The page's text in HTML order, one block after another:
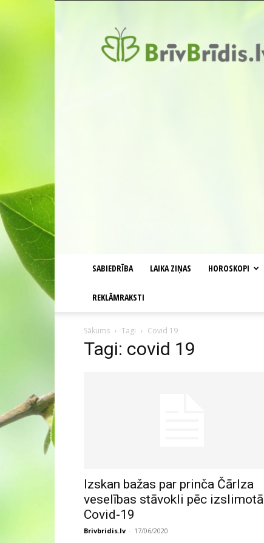
SABIEDRĪBA LAIKA ZIŅAS HOROSKOPI
REKLĀMRAKSTI
Sākums Tagi Covid 19
Tagi: covid 19
Izskan bažas par prinča Čārlza
veselības stāvokli pēc izslimotā
Covid-19
Brivbridis.lv - 17/06/2020